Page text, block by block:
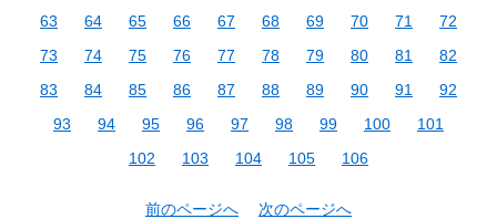
63
64 65 66 67 68 69 70 71
72
73
74 75 76 77 78 79 80 81
82
83
84 85 86 87 88 89 90 91
92
93
94 95 96 97 98 99 100
101
102
103 104 105 106
前のページへ 次のページへ